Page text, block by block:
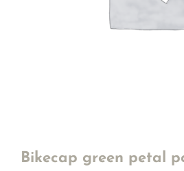
Bikecap green petal